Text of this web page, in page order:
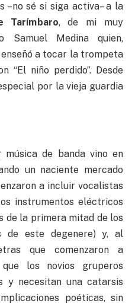
–no sé si siga activa– a la
Tarímbaro, de mi muy
Samuel Medina quien,
a tocar la trompeta
“El niño perdido”. Desde
por la vieja guardia
de banda vino en
un naciente mercado
a incluir vocalistas
instrumentos eléctricos
de la primera mitad de los
de este degenere) y, al
que comenzaron a
los novios gruperos
y necesitan una catarsis
poéticas, sin